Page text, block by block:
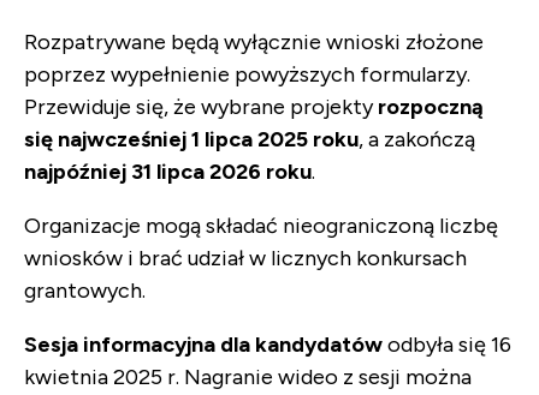
Rozpatrywane będą wyłącznie wnioski złożone
poprzez wypełnienie powyższych formularzy.
Przewiduje się, że wybrane projektyrozpoczną
się najwcześniej 1 lipca 2025 roku, a zakończą
najpóźniej 31 lipca 2026 roku.
Organizacje mogą składać nieograniczoną liczbę
wniosków i brać udział w licznych konkursach
grantowych.
Sesja informacyjna dla kandydatówodbyła się 16
kwietnia 2025 r. Nagranie wideo z sesji można